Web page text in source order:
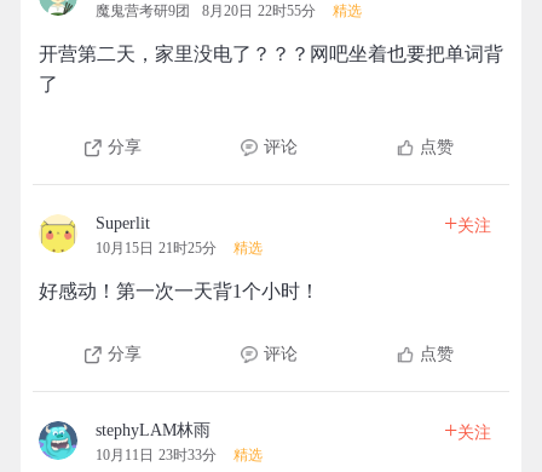
魔鬼营考研9团 8月20日 22时55分 精选
开营第二天，家里没电了？？？网吧坐着也要把单词背
了
分享 评论 点赞
Superlit
10月15日 21时25分 精选
+关注
好感动！第一次一天背1个小时！
分享 评论 点赞
stephyLAM林雨
10月11日 23时33分 精选
+关注